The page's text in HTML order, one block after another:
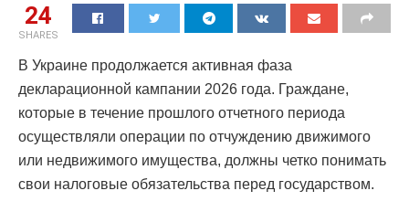
24
SHARES
В Украине продолжается активная фаза
декларационной кампании 2026 года. Граждане,
которые в течение прошлого отчетного периода
осуществляли операции по отчуждению движимого
или недвижимого имущества, должны четко понимать
свои налоговые обязательства перед государством.